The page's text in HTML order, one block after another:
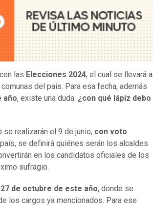
las Elecciones 2024, el cual se llevará a
del país. Para esa fecha, además
año, existe una duda: ¿con qué lápiz debo
realizarán el 9 de junio, con voto
se definirá quiénes serán los alcaldes
en los candidatos oficiales de los
sufragio.
27 de octubre de este año, donde se
los cargos ya mencionados. Para ese